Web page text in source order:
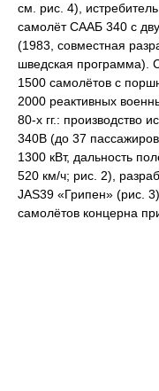
см. рис. 4),
самолёт СААБ 340 с
(1983, совместная
шведская программа).
1500 самолётов с
2000 реактивных
80-х гг.: производство
340B (до 37
1300 кВт, дальность
520 км/ч; рис. 2),
JAS39 «Грипен» (рис.
самолётов концерна